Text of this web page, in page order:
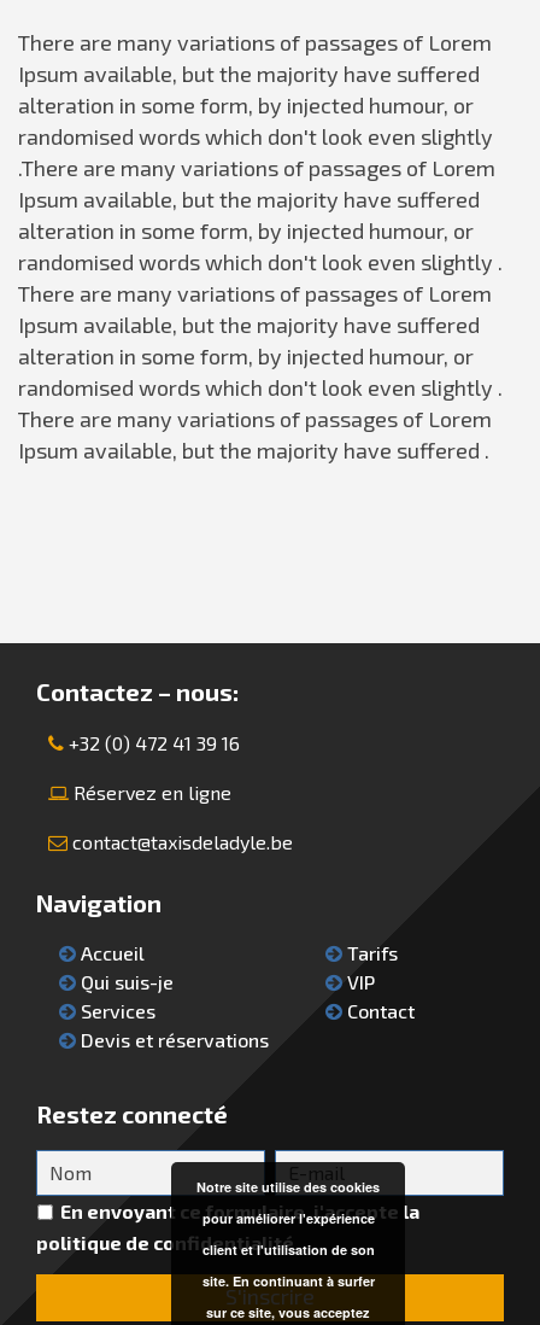
There are many variations of passages of Lorem
Ipsum available, but the majority have suffered
alteration in some form, by injected humour, or
randomised words which don't look even slightly
.There are many variations of passages of Lorem
Ipsum available, but the majority have suffered
alteration in some form, by injected humour, or
randomised words which don't look even slightly .
There are many variations of passages of Lorem
Ipsum available, but the majority have suffered
alteration in some form, by injected humour, or
randomised words which don't look even slightly .
There are many variations of passages of Lorem
Ipsum available, but the majority have suffered .
Contactez – nous:
+32 (0) 472 41 39 16
Réservez en ligne
contact@taxisdeladyle.be
Navigation
Accueil
Qui suis-je
Services
Devis et réservations
Tarifs
VIP
Contact
Restez connecté
En envoyant ce formulaire, j'accepte la
politique de confidentialité.
Notre site utilise des cookies
pour améliorer l'expérience
client et l'utilisation de son
site. En continuant à surfer
sur ce site, vous acceptez